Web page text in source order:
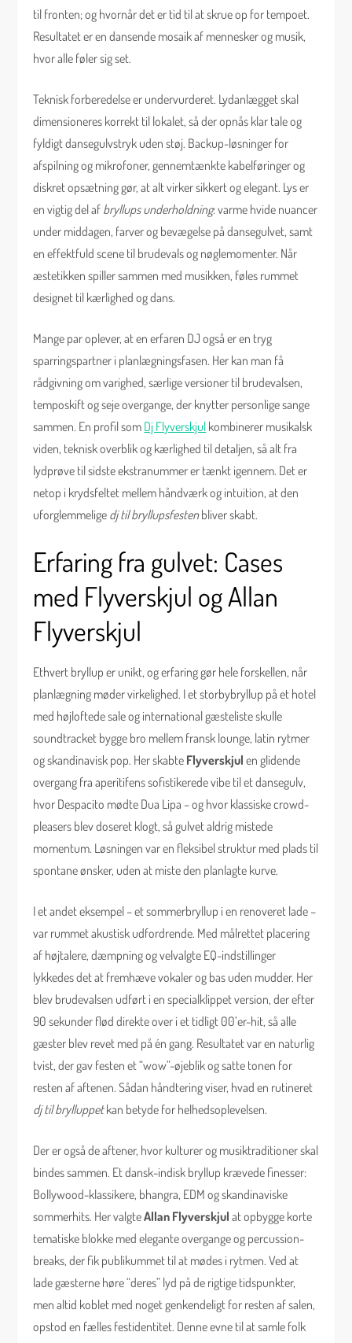
til fronten; og hvornår det er tid til at skrue op for tempoet.
Resultatet er en dansende mosaik af mennesker og musik,
hvor alle føler sig set.
Teknisk forberedelse er undervurderet. Lydanlægget skal
dimensioneres korrekt til lokalet, så der opnås klar tale og
fyldigt dansegulvstryk uden støj. Backup-løsninger for
afspilning og mikrofoner, gennemtænkte kabelføringer og
diskret opsætning gør, at alt virker sikkert og elegant. Lys er
en vigtig del af bryllups underholdning: varme hvide nuancer
under middagen, farver og bevægelse på dansegulvet, samt
en effektfuld scene til brudevals og nøglemomenter. Når
æstetikken spiller sammen med musikken, føles rummet
designet til kærlighed og dans.
Mange par oplever, at en erfaren DJ også er en tryg
sparringspartner i planlægningsfasen. Her kan man få
rådgivning om varighed, særlige versioner til brudevalsen,
temposkift og seje overgange, der knytter personlige sange
sammen. En profil som Dj Flyverskjul kombinerer musikalsk
viden, teknisk overblik og kærlighed til detaljen, så alt fra
lydprøve til sidste ekstranummer er tænkt igennem. Det er
netop i krydsfeltet mellem håndværk og intuition, at den
uforglemmelige dj til bryllupsfestenbliver skabt.
Erfaring fra gulvet: Cases
med Flyverskjul og Allan
Flyverskjul
Ethvert bryllup er unikt, og erfaring gør hele forskellen, når
planlægning møder virkelighed. I et storbybryllup på et hotel
med højloftede sale og international gæsteliste skulle
soundtracket bygge bro mellem fransk lounge, latin rytmer
og skandinavisk pop. Her skabte Flyverskjul en glidende
overgang fra aperitifens sofistikerede vibe til et dansegulv,
hvor Despacito mødte Dua Lipa – og hvor klassiske crowd-
pleasers blev doseret klogt, så gulvet aldrig mistede
momentum. Løsningen var en fleksibel struktur med plads til
spontane ønsker, uden at miste den planlagte kurve.
I et andet eksempel – et sommerbryllup i en renoveret lade –
var rummet akustisk udfordrende. Med målrettet placering
af højtalere, dæmpning og velvalgte EQ-indstillinger
lykkedes det at fremhæve vokaler og bas uden mudder. Her
blev brudevalsen udført i en specialklippet version, der efter
90 sekunder flød direkte over i et tidligt 00’er-hit, så alle
gæster blev revet med på én gang. Resultatet var en naturlig
tvist, der gav festen et “wow”-øjeblik og satte tonen for
resten af aftenen. Sådan håndtering viser, hvad en rutineret
dj til brylluppetkan betyde for helhedsoplevelsen.
Der er også de aftener, hvor kulturer og musiktraditioner skal
bindes sammen. Et dansk-indisk bryllup krævede finesser:
Bollywood-klassikere, bhangra, EDM og skandinaviske
sommerhits. Her valgteAllan Flyverskjul at opbygge korte
tematiske blokke med elegante overgange og percussion-
breaks, der fik publikummet til at mødes i rytmen. Ved at
lade gæsterne høre “deres” lyd på de rigtige tidspunkter,
men altid koblet med noget genkendeligt for resten af salen,
opstod en fælles festidentitet. Denne evne til at samle folk